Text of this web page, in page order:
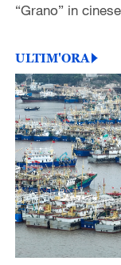
“Grano” in
ULTIM'ORA